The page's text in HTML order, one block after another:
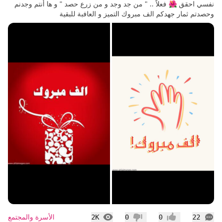
نفسي احقق 🌺 فعلاً .. " من جد وجد و من زرع حصد " و ها أنتم وجدنم
وحصدتم ثمار جهدكم الف مبروك التميز و العافبة للبقية
22
التعليقات 0
0
2K
المشاهدات الأسرة والمجتمع